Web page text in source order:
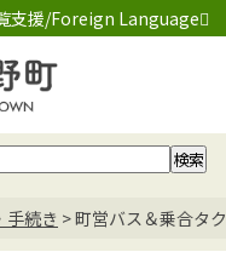
支援/Foreign Language
Foreign
手続き >町営バス＆乗合タ